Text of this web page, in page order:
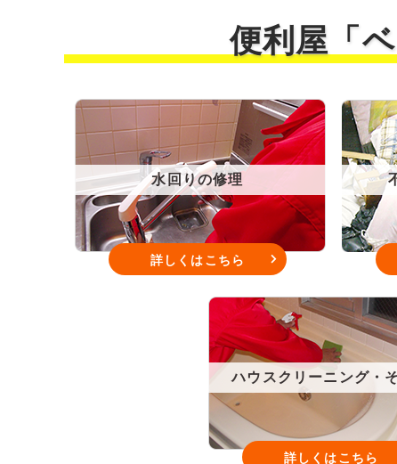
便利屋「
水回りの修理
詳しくはこちら
ハウスクリーニング・
詳しくはこちら